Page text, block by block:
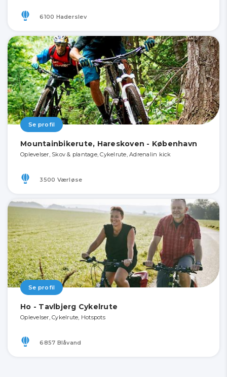
6100 Haderslev
Se profil
Mountainbikerute, Hareskoven - København
Oplevelser, Skov & plantage, Cykelrute, Adrenalin kick
3500 Værløse
Se profil
Ho - Tavlbjerg Cykelrute
Oplevelser, Cykelrute, Hotspots
6857 Blåvand